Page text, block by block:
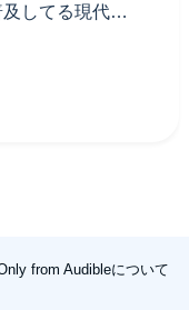
してる現代な
from Audibleについて